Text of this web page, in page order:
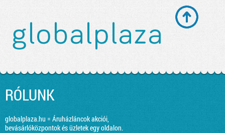
RÓLUNK
globalplaza.hu = Áruházláncok akciói,
bevásárlóközpontok és üzletek egy oldalon.